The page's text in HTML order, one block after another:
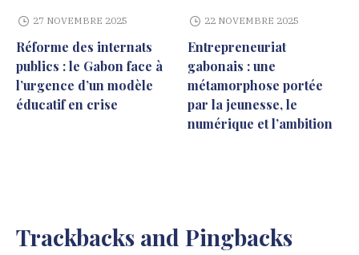
27 NOVEMBRE 2025
Réforme des internats
publics : le Gabon face à
l’urgence d’un modèle
éducatif en crise
22 NOVEMBRE 2025
Entrepreneuriat
gabonais : une
métamorphose portée
par la jeunesse, le
numérique et l’ambition
Trackbacks and Pingbacks